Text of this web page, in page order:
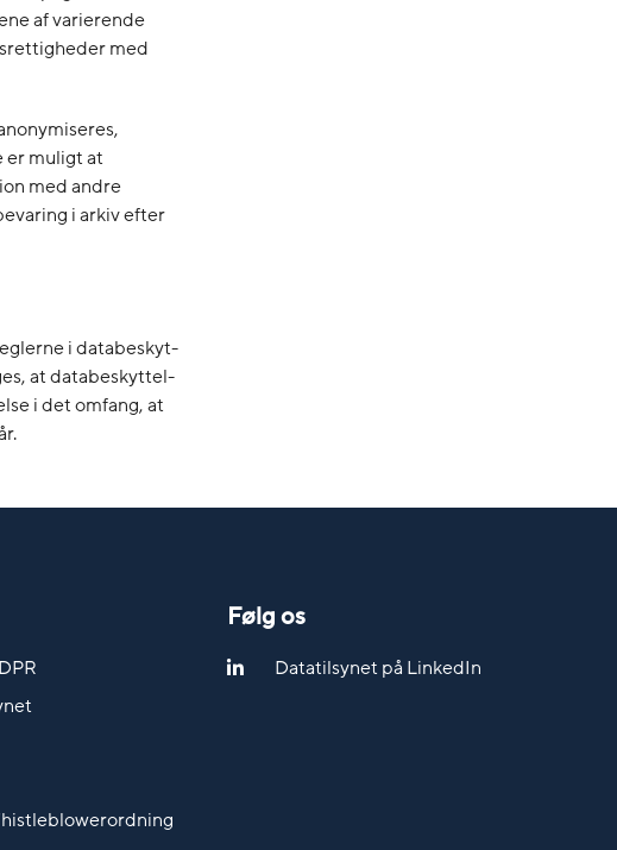
af varierende
med
er muligt at
med andre
i arkiv efter
i databeskyt-
at databeskyttel-
i det omfang, at
Følg os
Datatilsynet på LinkedIn